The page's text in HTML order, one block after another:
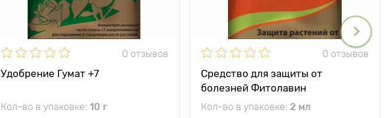
0 отзывов
Удобрение Гумат +7
Кол-во в упаковке: 10 г
0 отзывов
Средство для защиты от
болезней Фитолавин
Кол-во в упаковке: 2 мл